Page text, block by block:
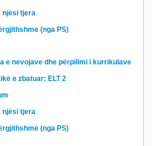
njësi tjera
(nga PS)
e nevojave dhe përpilimi i kurrikulave
e zbatuar: ELT 2
njësi tjera
(nga PS)